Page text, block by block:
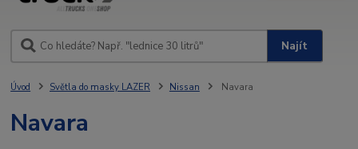
Najít
Úvod Světla do masky LAZER Nissan Navara
Navara